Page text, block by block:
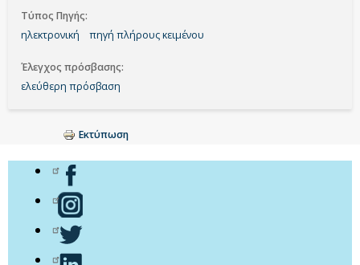
Τύπος Πηγής
ηλεκτρονική
πηγή πλήρους κειμένου
Έλεγχος πρόσβασης
ελεύθερη πρόσβαση
Εκτύπωση